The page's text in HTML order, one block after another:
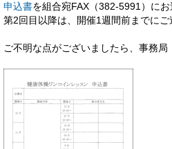
申込書を組合宛FAX（382-5991）にお
第2回目以降は、開催1週間前までにご
ご不明な点がございましたら、事務